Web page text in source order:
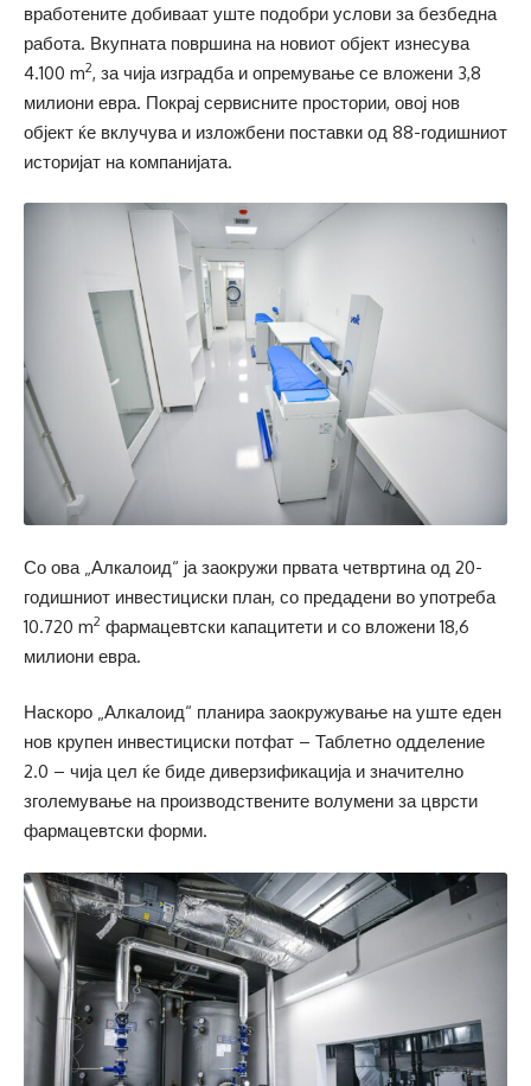
вработените добиваат уште подобри услови за безбедна
работа. Вкупната површина на новиот објект изнесува
4.100 m2, за чија изградба и опремување се вложени 3,8
милиони евра. Покрај сервисните простории, овој нов
објект ќе вклучува и изложбени поставки од 88-годишниот
историјат на компанијата.
Со ова „Алкалоид“ ја заокружи првата четвртина од 20-
годишниот инвестициски план, со предадени во употреба
10.720 m2 фармацевтски капацитети и со вложени 18,6
милиони евра.
Наскоро „Алкалоид“ планира заокружување на уште еден
нов крупен инвестициски потфат – Таблетно одделение
2.0 – чија цел ќе биде диверзификација и значително
зголемување на производствените волумени за цврсти
фармацевтски форми.